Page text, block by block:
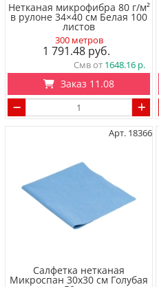
Нетканая микрофибра 80 г/м²
в рулоне 34×40 см Белая 100
листов
300 метров
1 791.48
Смв от 1648.16
Заказ 11.08
Арт. 18366
Салфетка нетканая
Микроспан 30х30 см Голубая